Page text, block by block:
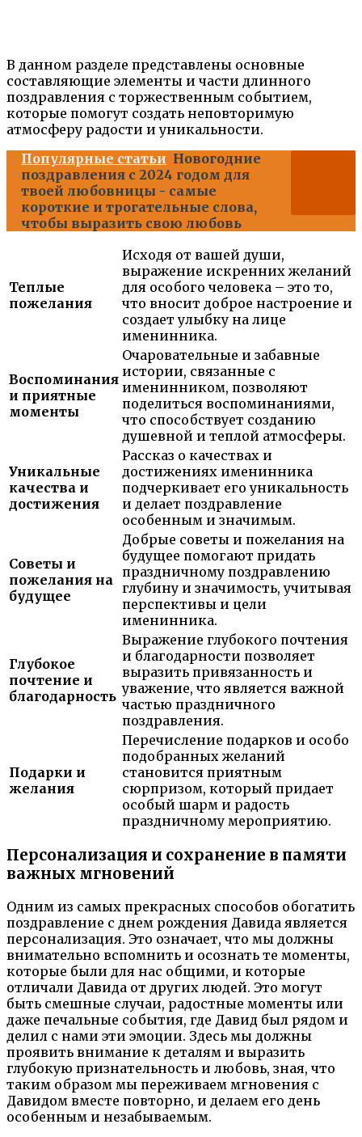
В данном разделе представлены основные
составляющие элементы и части длинного
поздравления с торжественным событием,
которые помогут создать неповторимую
атмосферу радости и уникальности.
Популярные статьи Новогодние
поздравления с 2024 годом для
твоей любовницы - самые
короткие и трогательные слова,
чтобы выразить свою любовь
Теплые
пожелания
Исходя от вашей души,
выражение искренних желаний
для особого человека – это то,
что вносит доброе настроение и
создает улыбку на лице
именинника.
Воспоминания
и приятные
моменты
Очаровательные и забавные
истории, связанные с
именинником, позволяют
поделиться воспоминаниями,
что способствует созданию
душевной и теплой атмосферы.
Уникальные
качества и
достижения
Рассказ о качествах и
достижениях именинника
подчеркивает его уникальность
и делает поздравление
особенным и значимым.
Советы и
пожелания на
будущее
Добрые советы и пожелания на
будущее помогают придать
праздничному поздравлению
глубину и значимость, учитывая
перспективы и цели
именинника.
Глубокое
почтение и
благодарность
Выражение глубокого почтения
и благодарности позволяет
выразить привязанность и
уважение, что является важной
частью праздничного
поздравления.
Подарки и
желания
Перечисление подарков и особо
подобранных желаний
становится приятным
сюрпризом, который придает
особый шарм и радость
праздничному мероприятию.
Персонализация и сохранение в памяти
важных мгновений
Одним из самых прекрасных способов обогатить
поздравление с днем рождения Давида является
персонализация. Это означает, что мы должны
внимательно вспомнить и осознать те моменты,
которые были для нас общими, и которые
отличали Давида от других людей. Это могут
быть смешные случаи, радостные моменты или
даже печальные события, где Давид был рядом и
делил с нами эти эмоции. Здесь мы должны
проявить внимание к деталям и выразить
глубокую признательность и любовь, зная, что
таким образом мы переживаем мгновения с
Давидом вместе повторно, и делаем его день
особенным и незабываемым.